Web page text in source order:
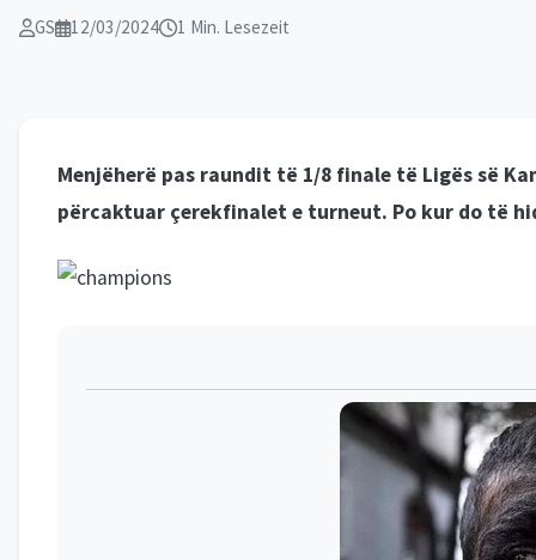
GS 12/03/2024 1 Min. Lesezeit
Menjëherë pas raundit të 1/8 finale të Ligës së
përcaktuar çerekfinalet e turneut. Po kur do të